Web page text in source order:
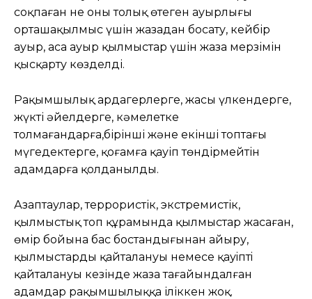
соқпаған не оны толық өтеген ауырлығы
орташақылмыс үшін жазадан босату, кейбір
ауыр, аса ауыр қылмыстар үшін жаза мерзімін
қысқарту көзделді.
Рақымшылық ардагерлерге, жасы үлкендерге,
жүкті әйелдерге, кәмелетке
толмағандарға,бірінші және екінші топтағы
мүгедектерге, қоғамға қауіп төндірмейтін
адамдарға қолданылды.
Азаптаулар, террористік, экстремистік,
қылмыстық топ құрамында қылмыстар жасаған,
өмір бойына бас бостандығынан айыру,
қылмыстардың қайталануы немесе қауiптi
қайталануы кезінде жаза тағайындалған
адамдар рақымшылыққа іліккен жоқ.